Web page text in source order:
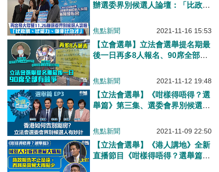
辦選委界別候選人論壇：「比政
現新選制新景象
焦點新聞 2021-11-16 15:53
【立會選舉】立法會選舉提名期最
後一日再多8人報名、90席全部有
存在清一色
焦點新聞 2021-11-12 19:48
【立法會選舉】《咁樣得唔得？選
舉篇》第三集、選委會界別候選人
渡性房屋並非解決劏房問題好方
距 江玉歡：引入建築新科技 梁美
芬：土地供應不能等明日大嶼 林
焦點新聞 2021-11-09 22:50
【立法會選舉】《港人講地》全新
直播節目《咁樣得唔得？選舉篇》